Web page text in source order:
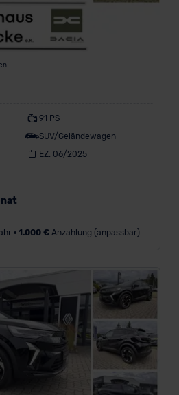
ausschließlich auf der
der EU-
1 DSGVO), von
(Art. 46 Abs. 2 lit. c
hierzu Ihre Einwilligung freiwillig
Sie über den Kontakt zu
unter
anfordern.
91 PS
SUV/Geländewagen
EZ: 06/2025
• 1.000 €Anzahlung (anpassbar)